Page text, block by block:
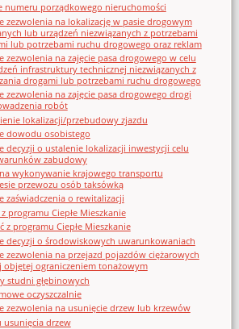
numeru porządkowego nieruchomości
zezwolenia na lokalizację w pasie drogowym
lub urządzeń niezwiązanych z potrzebami
lub potrzebami ruchu drogowego oraz reklam
zezwolenia na zajęcie pasa drogowego w celu
infrastruktury technicznej niezwiązanych z
drogami lub potrzebami ruchu drogowego
zezwolenia na zajęcie pasa drogowego drogi
robót
lokalizacji/przebudowy zjazdu
dowodu osobistego
decyzji o ustalenie lokalizacji inwestycji celu
zabudowy
wykonywanie krajowego transportu
przewozu osób taksówką
zaświadczenia o rewitalizacji
programu Ciepłe Mieszkanie
z programu Ciepłe Mieszkanie
decyzji o środowiskowych uwarunkowaniach
zezwolenia na przejazd pojazdów ciężarowych
objętej ograniczeniem tonażowym
studni głębinowych
oczyszczalnie
zezwolenia na usunięcie drzew lub krzewów
usunięcia drzew